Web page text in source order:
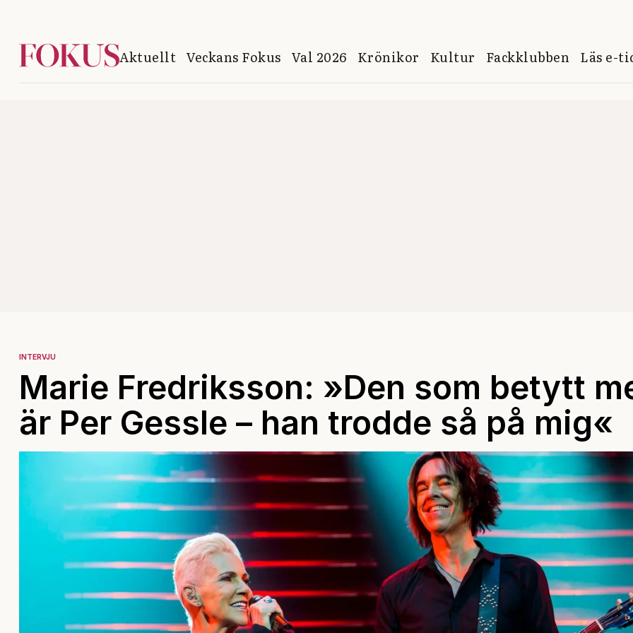
Aktuellt Veckans Fokus Val 2026 Krönikor Kultur Fackklubben Läs e-
INTERVJU
Marie Fredriksson: »Den som betytt
är Per Gessle – han trodde så på mig«